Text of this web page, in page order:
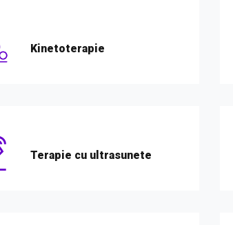
Kinetoterapie
Terapie cu ultrasunete